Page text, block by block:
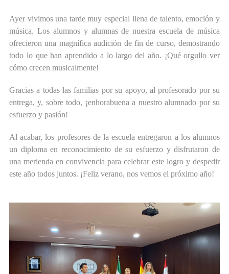
Ayer vivimos una tarde muy especial llena de talento, emoción y
música. Los alumnos y alumnas de nuestra escuela de música
ofrecieron una magnífica audición de fin de curso, demostrando
todo lo que han aprendido a lo largo del año. ¡Qué orgullo ver
cómo crecen musicalmente!
Gracias a todas las familias por su apoyo, al profesorado por su
entrega, y, sobre todo, ¡enhorabuena a nuestro alumnado por su
esfuerzo y pasión!
Al acabar, los profesores de la escuela entregaron a los alumnos
un diploma en reconocimiento de su esfuerzo y disfrutaron de
una merienda en convivencia para celebrar este logro y despedir
este año todos juntos. ¡Feliz verano, nos vemos el próximo año!